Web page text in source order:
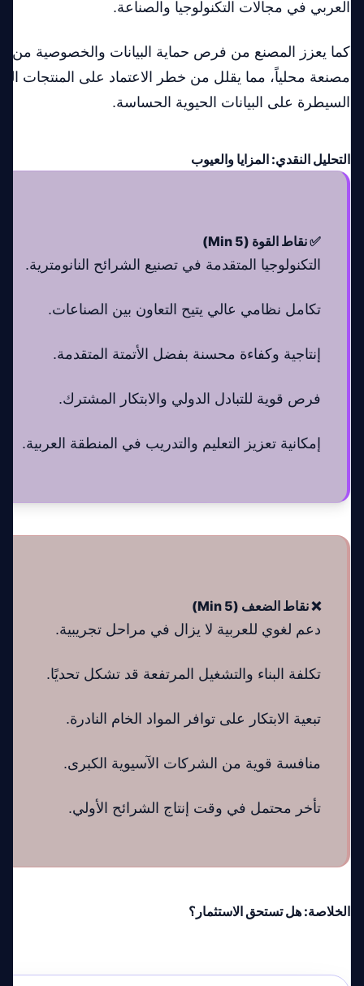
العربي في مجالات التكنولوجيا والصناعة.
كما يعزز المصنع من فرص حماية البيانات والخصوصية من
مصنعة محلياً، مما يقلل من خطر الاعتماد على المنتجات
السيطرة على البيانات الحيوية الحساسة.
التحليل النقدي: المزايا والعيوب
✅ نقاط القوة (Min 5)
التكنولوجيا المتقدمة في تصنيع الشرائح النانومترية.
تكامل نظامي عالي يتيح التعاون بين الصناعات.
إنتاجية وكفاءة محسنة بفضل الأتمتة المتقدمة.
فرص قوية للتبادل الدولي والابتكار المشترك.
إمكانية تعزيز التعليم والتدريب في المنطقة العربية.
❌ نقاط الضعف (Min 5)
دعم لغوي للعربية لا يزال في مراحل تجريبية.
تكلفة البناء والتشغيل المرتفعة قد تشكل تحديًا.
تبعية الابتكار على توافر المواد الخام النادرة.
منافسة قوية من الشركات الآسيوية الكبرى.
تأخر محتمل في وقت إنتاج الشرائح الأولي.
الخلاصة: هل تستحق الاستثمار؟